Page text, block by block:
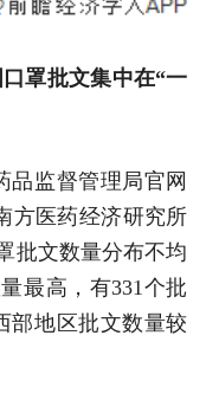
罩批文集中在“一
品监督管理局官网
方医药经济研究所
批文数量分布不均
最高，有331个批
部地区批文数量较